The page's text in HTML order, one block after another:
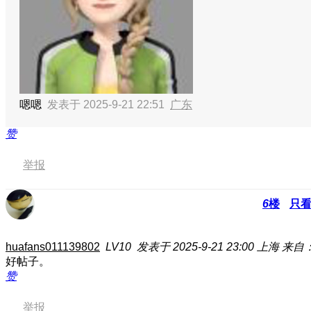
嗯嗯 发表于 2025-9-21 22:51 广东
赞
举报
6楼 只
huafans011139802 LV10 发表于 2025-9-21 23:00 上海 来自
好帖子。
赞
举报